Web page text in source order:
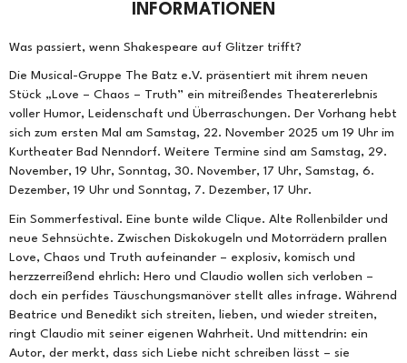
INFORMATIONEN
Was passiert, wenn Shakespeare auf Glitzer trifft?
Die Musical-Gruppe The Batz e.V. präsentiert mit ihrem neuen
Stück „Love – Chaos – Truth” ein mitreißendes Theatererlebnis
voller Humor, Leidenschaft und Überraschungen. Der Vorhang hebt
sich zum ersten Mal am Samstag, 22. November 2025 um 19 Uhr im
Kurtheater Bad Nenndorf. Weitere Termine sind am Samstag, 29.
November, 19 Uhr, Sonntag, 30. November, 17 Uhr, Samstag, 6.
Dezember, 19 Uhr und Sonntag, 7. Dezember, 17 Uhr.
Ein Sommerfestival. Eine bunte wilde Clique. Alte Rollenbilder und
neue Sehnsüchte. Zwischen Diskokugeln und Motorrädern prallen
Love, Chaos und Truth aufeinander – explosiv, komisch und
herzzerreißend ehrlich: Hero und Claudio wollen sich verloben –
doch ein perfides Täuschungsmanöver stellt alles infrage. Während
Beatrice und Benedikt sich streiten, lieben, und wieder streiten,
ringt Claudio mit seiner eigenen Wahrheit. Und mittendrin: ein
Autor, der merkt, dass sich Liebe nicht schreiben lässt – sie